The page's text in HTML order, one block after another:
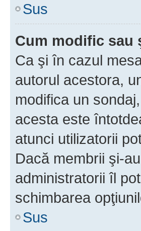
Sus
Cum modific sau
Ca şi în cazul
autorul acestora,
modifica un
acesta este
atunci utilizatorii
Dacă membrii şi-
administratorii îl
schimbarea
Sus